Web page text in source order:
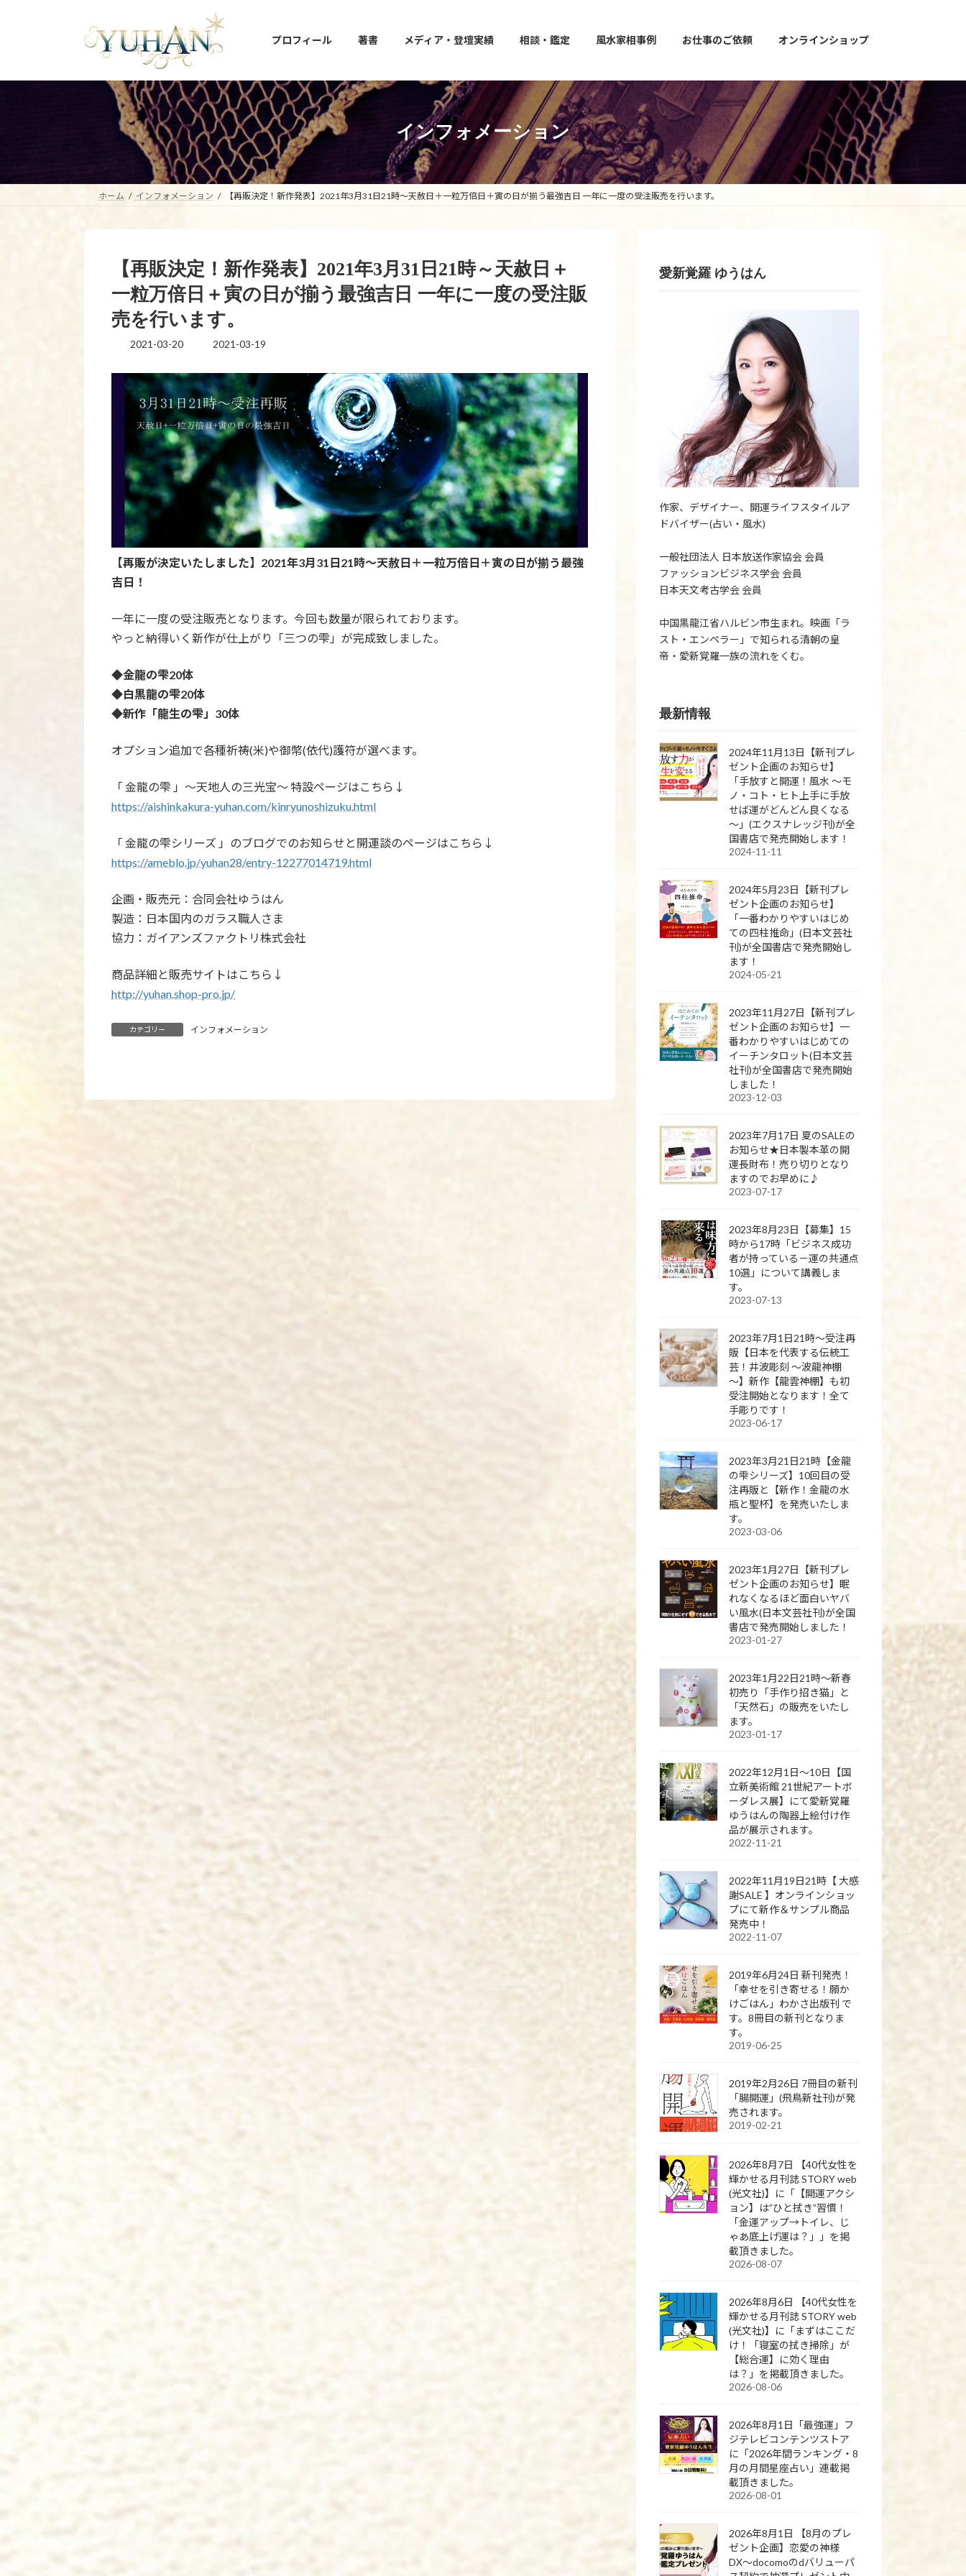
ツ
シ
プロフィール 著書 メディア・登壇実績 相談・鑑定 風水家相事例 お仕事のご依頼 オンラインショップ
インフォメーション
ホーム インフォメーション 【再販決定！新作発表】2021年3月31日21時～天赦日＋一粒万倍日＋寅の日が揃う最強吉日 一年に一度の受注販売を行います。
【再販決定！新作発表】2021年3月31日21時～天赦日＋
一粒万倍日＋寅の日が揃う最強吉日 一年に一度の受注販
売を行います。
2021-03-20
最
更
新
日
時
:
2021-03-19
【再販が決定いたしました】2021年3月31日21時～天赦日＋一粒万倍日＋寅の日が揃う最強
吉日！
一年に一度の受注販売となります。今回も数量が限られております。
やっと納得いく新作が仕上がり「三つの雫」が完成致しました。
◆金龍の雫20体
◆白黒龍の雫20体
◆新作「龍生の雫」30体
オプション追加で各種祈祷(米)や御幣(依代)護符が選べます。
「 金龍の雫 」～天地人の三光宝～ 特設ページはこちら↓
https://aishinkakura-yuhan.com/kinryunoshizuku.html
「 金龍の雫シリーズ 」のブログでのお知らせと開運談のページはこちら↓
https://ameblo.jp/yuhan28/entry-12277014719.html
企画・販売元：合同会社ゆうはん
製造：日本国内のガラス職人さま
協力：ガイアンズファクトリ株式会社
商品詳細と販売サイトはこちら↓
http://yuhan.shop-pro.jp/
カテゴリー インフォメーション
愛新覚羅 ゆうはん
作家、デザイナー、開運ライフスタイルア
ドバイザー(占い・風水)
一般社団法人 日本放送作家協会 会員
ファッションビジネス学会 会員
日本天文考古学会 会員
中国黒龍江省ハルビン市生まれ。映画「ラ
スト・エンペラー」で知られる清朝の皇
帝・愛新覚羅一族の流れをくむ。
最新情報
2024年11月13日【新刊プレ
ゼント企画のお知らせ】
「手放すと開運！風水 ～モ
ノ・コト・ヒト上手に手放
せば運がどんどん良くなる
～」(エクスナレッジ刊)が全
国書店で発売開始します！
2024-11-11
2024年5月23日【新刊プレ
ゼント企画のお知らせ】
「一番わかりやすいはじめ
ての四柱推命」(日本文芸社
刊)が全国書店で発売開始し
ます！
2024-05-21
2023年11月27日【新刊プレ
ゼント企画のお知らせ】一
番わかりやすいはじめての
イーチンタロット(日本文芸
社刊)が全国書店で発売開始
しました！
2023-12-03
2023年7月17日 夏のSALEの
お知らせ★日本製本革の開
運長財布！売り切りとなり
ますのでお早めに♪
2023-07-17
2023年8月23日【募集】15
時から17時「ビジネス成功
者が持っている－運の共通点
10選」について講義しま
す。
2023-07-13
2023年7月1日21時～受注再
販【日本を代表する伝統工
芸！井波彫刻 ～波龍神棚
～】新作【龍雲神棚】も初
受注開始となります！全て
手彫りです！
2023-06-17
2023年3月21日21時【金龍
の雫シリーズ】10回目の受
注再販と【新作！金龍の水
瓶と聖杯】を発売いたしま
す。
2023-03-06
2023年1月27日【新刊プレ
ゼント企画のお知らせ】眠
れなくなるほど面白いヤバ
い風水(日本文芸社刊)が全国
書店で発売開始しました！
2023-01-27
2023年1月22日21時～新春
初売り「手作り招き猫」と
「天然石」の販売をいたし
ます。
2023-01-17
2022年12月1日～10日【国
立新美術館 21世紀アートボ
ーダレス展】にて愛新覚羅
ゆうはんの陶器上絵付け作
品が展示されます。
2022-11-21
2022年11月19日21時【 大感
謝SALE 】オンラインショッ
プにて新作＆サンプル商品
発売中！
2022-11-07
2019年6月24日 新刊発売！
「幸せを引き寄せる！願か
けごはん」わかさ出版刊 で
す。8冊目の新刊となりま
す。
2019-06-25
2019年2月26日 7冊目の新刊
「腸開運」(飛鳥新社刊)が発
売されます。
2019-02-21
2026年8月7日 【40代女性を
輝かせる月刊誌 STORY web
(光文社)】に「【開運アクシ
ョン】は”ひと拭き”習慣！
「金運アップ→トイレ、じ
ゃあ底上げ運は？」」を掲
載頂きました。
2026-08-07
2026年8月6日 【40代女性を
輝かせる月刊誌 STORY web
(光文社)】に「まずはここだ
け！「寝室の拭き掃除」が
【総合運】に効く理由
は？」を掲載頂きました。
2026-08-06
2026年8月1日「最強運」フ
ジテレビコンテンツストア
に「2026年間ランキング・8
月の月間星座占い」連載掲
載頂きました。
2026-08-01
2026年8月1日 【8月のプレ
ゼント企画】恋愛の神様
DX〜docomoのdバリューパ